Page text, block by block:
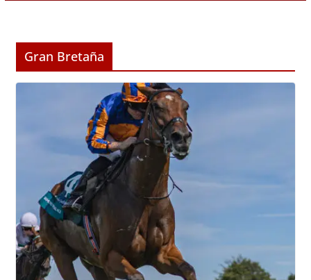
Gran Bretaña